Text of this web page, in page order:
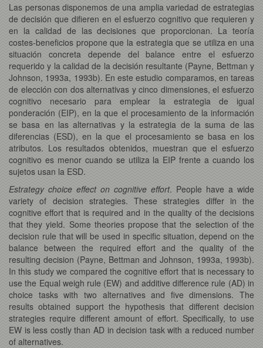
Las personas disponemos de una amplia variedad de estrategias
de decisión que difieren en el esfuerzo cognitivo que requieren y
en la calidad de las decisiones que proporcionan. La teoría
costes-beneficios propone que la estrategia que se utiliza en una
situación concreta depende del balance entre el esfuerzo
requerido y la calidad de la decisión resultante (Payne, Bettman y
Johnson, 1993a, 1993b). En este estudio comparamos, en tareas
de elección con dos alternativas y cinco dimensiones, el esfuerzo
cognitivo necesario para emplear la estrategia de igual
ponderación (EIP), en la que el procesamiento de la información
se basa en las alternativas y la estrategia de la suma de las
diferencias (ESD), en la que el procesamiento se basa en los
atributos. Los resultados obtenidos, muestran que el esfuerzo
cognitivo es menor cuando se utiliza la EIP frente a cuando los
sujetos usan la ESD.
Estrategy choice effect on cognitive effort. People have a wide
variety of decision strategies. These strategies differ in the
cognitive effort that is required and in the quality of the decisions
that they yield. Some theories propose that the selection of the
decision rule that will be used in specific situation, depend on the
balance between the required effort and the quality of the
resulting decision (Payne, Bettman and Johnson, 1993a, 1993b).
In this study we compared the cognitive effort that is necessary to
use the Equal weigh rule (EW) and additive difference rule (AD) in
choice tasks with two alternatives and five dimensions. The
results obtained support the hypothesis that different decision
strategies require different amount of effort. Specifically, to use
EW is less costly than AD in decision task with a reduced number
of alternatives.